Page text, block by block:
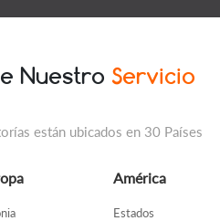
Nuestro Servicio
están ubicados en 30 Países
América
Estados